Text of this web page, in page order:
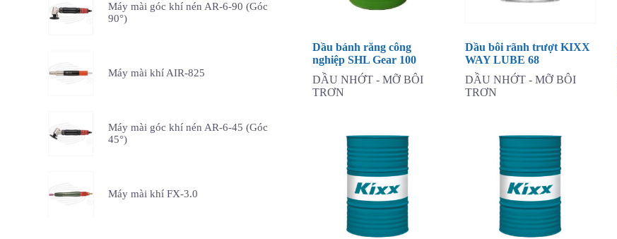
Dầu bánh răng công
nghiệp SHL Gear 100
DẦU NHỚT - MỠ BÔI
TRƠN
Dầu bôi rãnh trượt KIXX
WAY LUBE 68
DẦU NHỚT - MỠ BÔI
TRƠN
Máy mài góc khí nén AR-6-90 (Góc
90°)
Máy mài khí AIR-825
Máy mài góc khí nén AR-6-45 (Góc
45°)
Máy mài khí FX-3.0